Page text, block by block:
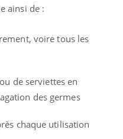
ainsi de :
voire tous les
de serviettes en
des germes
chaque utilisation